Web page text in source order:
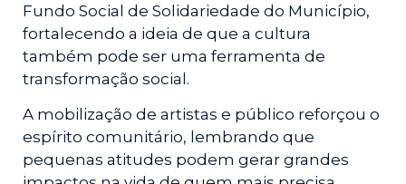
Fundo Social de Solidariedade do Município,
fortalecendo a ideia de que a cultura
também pode ser uma ferramenta de
transformação social.
A mobilização de artistas e público reforçou o
espírito comunitário, lembrando que
pequenas atitudes podem gerar grandes